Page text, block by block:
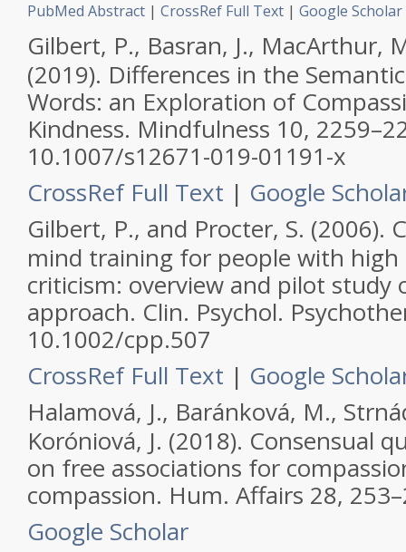
PubMed Abstract | CrossRef Full Text | Google Scholar
Gilbert, P., Basran, J., MacArthur,
(2019). Differences in the
Words: an Exploration of
Kindness. Mindfulness 10,
10.1007/s12671-019-01191-x
CrossRef Full Text | Google
Gilbert, P., and Procter, S. (2006).
mind training for people with high
criticism: overview and pilot study
approach. Clin. Psychol.
10.1002/cpp.507
CrossRef Full Text | Google
Halamová, J., Baránková, M.,
Koróniová, J. (2018). Consensual
on free associations for
compassion. Hum. Affairs 28,
Google Scholar